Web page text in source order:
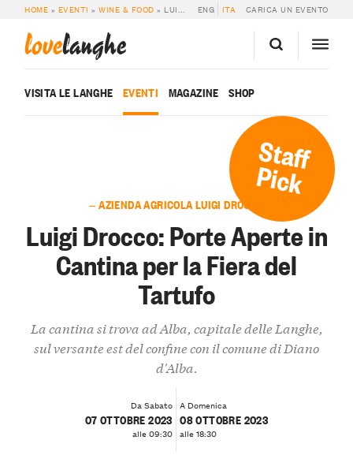
HOME » EVENTI »WINE & FOOD » LUIGI DROCCO: PORTE APERTE IN CANTINA PER LA FIERA DEL TARTUFO ENG ITA CARICA UN EVENTO
lovelanghe
VISITA LE LANGHE EVENTI MAGAZINE SHOP
Staff
Pick
— AZIENDA AGRICOLA LUIGI DROCCO
Luigi Drocco: Porte Aperte in
Cantina per la Fiera del
Tartufo
La cantina si trova ad Alba, capitale delle Langhe,
sul versante est del confine con il comune di Diano
d'Alba.
Da Sabato
07 OTTOBRE 2023
alle 09:30
A Domenica
08 OTTOBRE 2023
alle 18:30